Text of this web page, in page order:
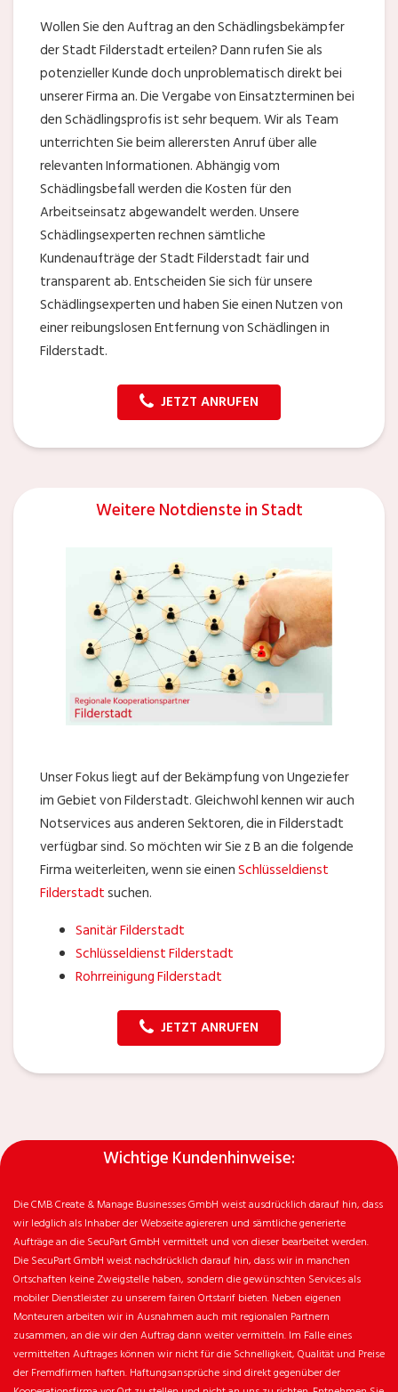
Wollen Sie den Auftrag an den Schädlingsbekämpfer
der Stadt Filderstadt erteilen? Dann rufen Sie als
potenzieller Kunde doch unproblematisch direkt bei
unserer Firma an. Die Vergabe von Einsatzterminen bei
den Schädlingsprofis ist sehr bequem. Wir als Team
unterrichten Sie beim allerersten Anruf über alle
relevanten Informationen. Abhängig vom
Schädlingsbefall werden die Kosten für den
Arbeitseinsatz abgewandelt werden. Unsere
Schädlingsexperten rechnen sämtliche
Kundenaufträge der Stadt Filderstadt fair und
transparent ab. Entscheiden Sie sich für unsere
Schädlingsexperten und haben Sie einen Nutzen von
einer reibungslosen Entfernung von Schädlingen in
Filderstadt.
JETZT ANRUFEN
Weitere Notdienste in Stadt
Unser Fokus liegt auf der Bekämpfung von Ungeziefer
im Gebiet von Filderstadt. Gleichwohl kennen wir auch
Notservices aus anderen Sektoren, die in Filderstadt
verfügbar sind. So möchten wir Sie z B an die folgende
Firma weiterleiten, wenn sie einenSchlüsseldienst
Filderstadtsuchen.
Sanitär Filderstadt
Schlüsseldienst Filderstadt
Rohrreinigung Filderstadt
JETZT ANRUFEN
Wichtige Kundenhinweise:
Die CMB Create & Manage Businesses GmbH weist ausdrücklich darauf hin, dass
wir ledglich als Inhaber der Webseite agiereren und sämtliche generierte
Aufträge an die SecuPart GmbH vermittelt und von dieser bearbeitet werden.
Die SecuPart GmbH weist nachdrücklich darauf hin, dass wir in manchen
Ortschaften keine Zweigstelle haben, sondern die gewünschten Services als
mobiler Dienstleister zu unserem fairen Ortstarif bieten. Neben eigenen
Monteuren arbeiten wir in Ausnahmen auch mit regionalen Partnern
zusammen, an die wir den Auftrag dann weiter vermitteln. Im Falle eines
vermittelten Auftrages können wir nicht für die Schnelligkeit, Qualität und Preise
der Fremdfirmen haften. Haftungsansprüche sind direkt gegenüber der